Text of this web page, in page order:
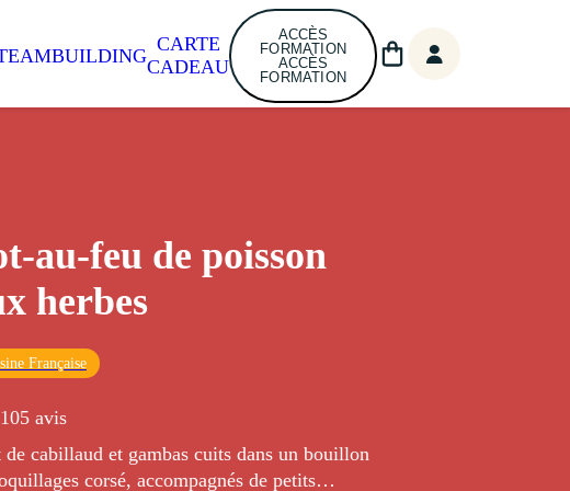
CARTE
CADEAU
ACCÈS
FORMATION
ACCÈS
FORMATION
au-feu de poisson
herbes
Française
avis
cabillaud et gambas cuits dans un bouillon
corsé, accompagnés de petits